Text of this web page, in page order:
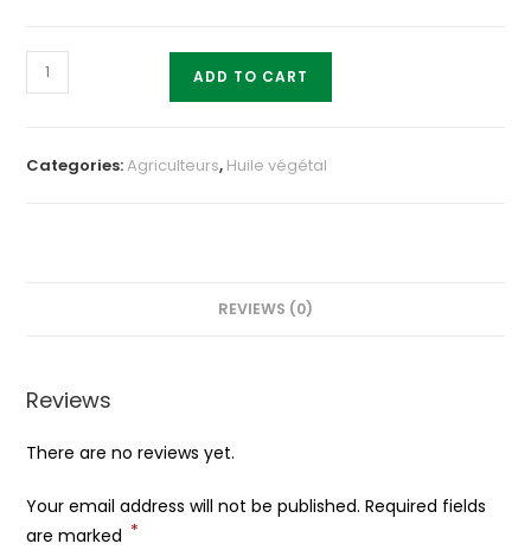
Huile
de
quantity
ADD TO CART
Categories:Agriculteurs, Huile végétal
REVIEWS (0)
Reviews
There are no reviews yet.
Your email address will not be published. Required fields
are marked *